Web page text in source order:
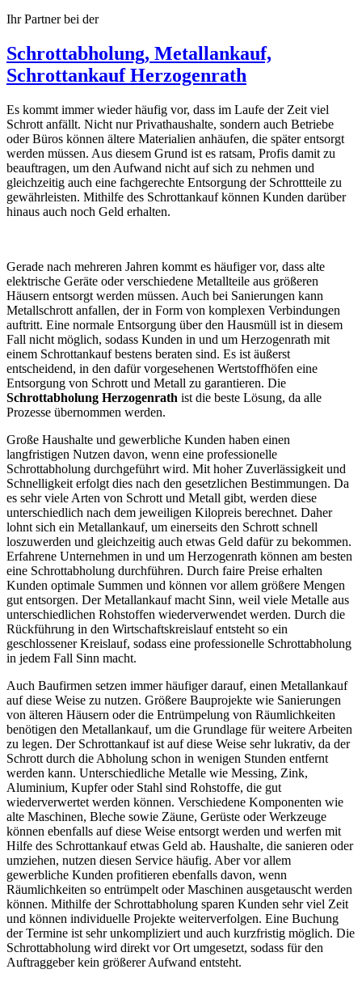
Ihr Partner bei der
Schrottabholung, Metallankauf,
Schrottankauf Herzogenrath
Es kommt immer wieder häufig vor, dass im Laufe der Zeit viel
Schrott anfällt. Nicht nur Privathaushalte, sondern auch Betriebe
oder Büros können ältere Materialien anhäufen, die später entsorgt
werden müssen. Aus diesem Grund ist es ratsam, Profis damit zu
beauftragen, um den Aufwand nicht auf sich zu nehmen und
gleichzeitig auch eine fachgerechte Entsorgung der Schrottteile zu
gewährleisten. Mithilfe des Schrottankauf können Kunden darüber
hinaus auch noch Geld erhalten.
Gerade nach mehreren Jahren kommt es häufiger vor, dass alte
elektrische Geräte oder verschiedene Metallteile aus größeren
Häusern entsorgt werden müssen. Auch bei Sanierungen kann
Metallschrott anfallen, der in Form von komplexen Verbindungen
auftritt. Eine normale Entsorgung über den Hausmüll ist in diesem
Fall nicht möglich, sodass Kunden in und um Herzogenrath mit
einem Schrottankauf bestens beraten sind. Es ist äußerst
entscheidend, in den dafür vorgesehenen Wertstoffhöfen eine
Entsorgung von Schrott und Metall zu garantieren. Die
Schrottabholung Herzogenrath ist die beste Lösung, da alle
Prozesse übernommen werden.
Große Haushalte und gewerbliche Kunden haben einen
langfristigen Nutzen davon, wenn eine professionelle
Schrottabholung durchgeführt wird. Mit hoher Zuverlässigkeit und
Schnelligkeit erfolgt dies nach den gesetzlichen Bestimmungen. Da
es sehr viele Arten von Schrott und Metall gibt, werden diese
unterschiedlich nach dem jeweiligen Kilopreis berechnet. Daher
lohnt sich ein Metallankauf, um einerseits den Schrott schnell
loszuwerden und gleichzeitig auch etwas Geld dafür zu bekommen.
Erfahrene Unternehmen in und um Herzogenrath können am besten
eine Schrottabholung durchführen. Durch faire Preise erhalten
Kunden optimale Summen und können vor allem größere Mengen
gut entsorgen. Der Metallankauf macht Sinn, weil viele Metalle aus
unterschiedlichen Rohstoffen wiederverwendet werden. Durch die
Rückführung in den Wirtschaftskreislauf entsteht so ein
geschlossener Kreislauf, sodass eine professionelle Schrottabholung
in jedem Fall Sinn macht.
Auch Baufirmen setzen immer häufiger darauf, einen Metallankauf
auf diese Weise zu nutzen. Größere Bauprojekte wie Sanierungen
von älteren Häusern oder die Entrümpelung von Räumlichkeiten
benötigen den Metallankauf, um die Grundlage für weitere Arbeiten
zu legen. Der Schrottankauf ist auf diese Weise sehr lukrativ, da der
Schrott durch die Abholung schon in wenigen Stunden entfernt
werden kann. Unterschiedliche Metalle wie Messing, Zink,
Aluminium, Kupfer oder Stahl sind Rohstoffe, die gut
wiederverwertet werden können. Verschiedene Komponenten wie
alte Maschinen, Bleche sowie Zäune, Gerüste oder Werkzeuge
können ebenfalls auf diese Weise entsorgt werden und werfen mit
Hilfe des Schrottankauf etwas Geld ab. Haushalte, die sanieren oder
umziehen, nutzen diesen Service häufig. Aber vor allem
gewerbliche Kunden profitieren ebenfalls davon, wenn
Räumlichkeiten so entrümpelt oder Maschinen ausgetauscht werden
können. Mithilfe der Schrottabholung sparen Kunden sehr viel Zeit
und können individuelle Projekte weiterverfolgen. Eine Buchung
der Termine ist sehr unkompliziert und auch kurzfristig möglich. Die
Schrottabholung wird direkt vor Ort umgesetzt, sodass für den
Auftraggeber kein größerer Aufwand entsteht.